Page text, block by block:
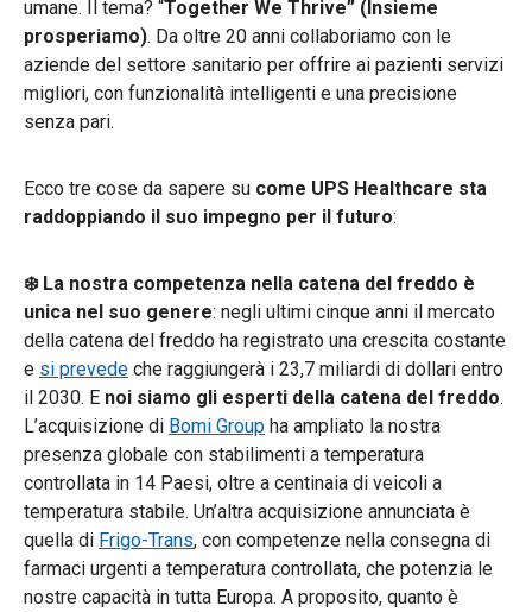
umane. Il tema? “Together We Thrive” (Insieme
prosperiamo). Da oltre 20 anni collaboriamo con le
aziende del settore sanitario per offrire ai pazienti servizi
migliori, con funzionalità intelligenti e una precisione
senza pari.
Ecco tre cose da sapere su come UPS Healthcare sta
raddoppiando il suo impegno per il futuro:
❄️ La nostra competenza nella catena del freddo è
unica nel suo genere: negli ultimi cinque anni il mercato
della catena del freddo ha registrato una crescita costante
e si prevede che raggiungerà i 23,7 miliardi di dollari entro
il 2030. E noi siamo gli esperti della catena del freddo.
L’acquisizione di Bomi Group ha ampliato la nostra
presenza globale con stabilimenti a temperatura
controllata in 14 Paesi, oltre a centinaia di veicoli a
temperatura stabile. Un’altra acquisizione annunciata è
quella di Frigo-Trans, con competenze nella consegna di
farmaci urgenti a temperatura controllata, che potenzia le
nostre capacità in tutta Europa. A proposito, quanto è